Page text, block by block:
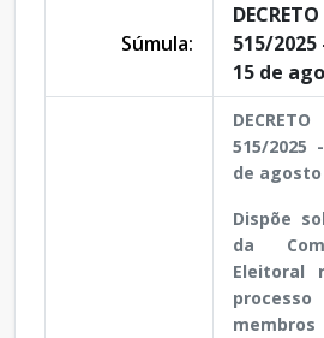
Súmula:
515/2025
15 de
515/2025
de agosto
Dispõe
da
Eleitoral